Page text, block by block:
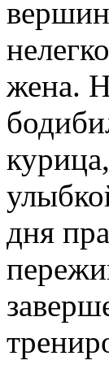
жена.
дня